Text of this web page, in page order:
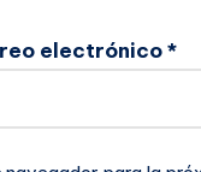
electrónico*